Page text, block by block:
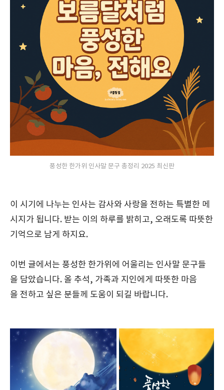
풍성한 한가위 인사말 문구 총정리 2025 최신판
이 시기에 나누는 인사는 감사와 사랑을 전하는 특별한 메
시지가 됩니다. 받는 이의 하루를 밝히고, 오래도록 따뜻한
기억으로 남게 하지요.
이번 글에서는 풍성한 한가위에 어울리는 인사말 문구들
을 담았습니다. 올 추석, 가족과 지인에게 따뜻한 마음
을 전하고 싶은 분들께 도움이 되길 바랍니다.